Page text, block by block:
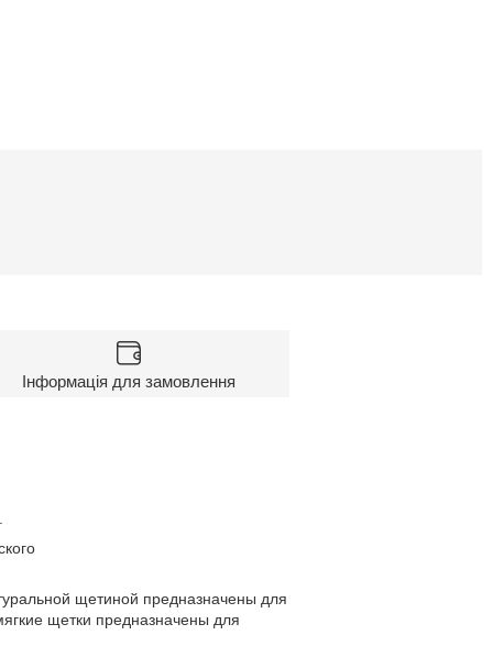
Інформація для замовлення
щетиной предназначены для
щетки предназначены для